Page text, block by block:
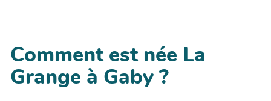
Comment est née La
Grange à Gaby ?